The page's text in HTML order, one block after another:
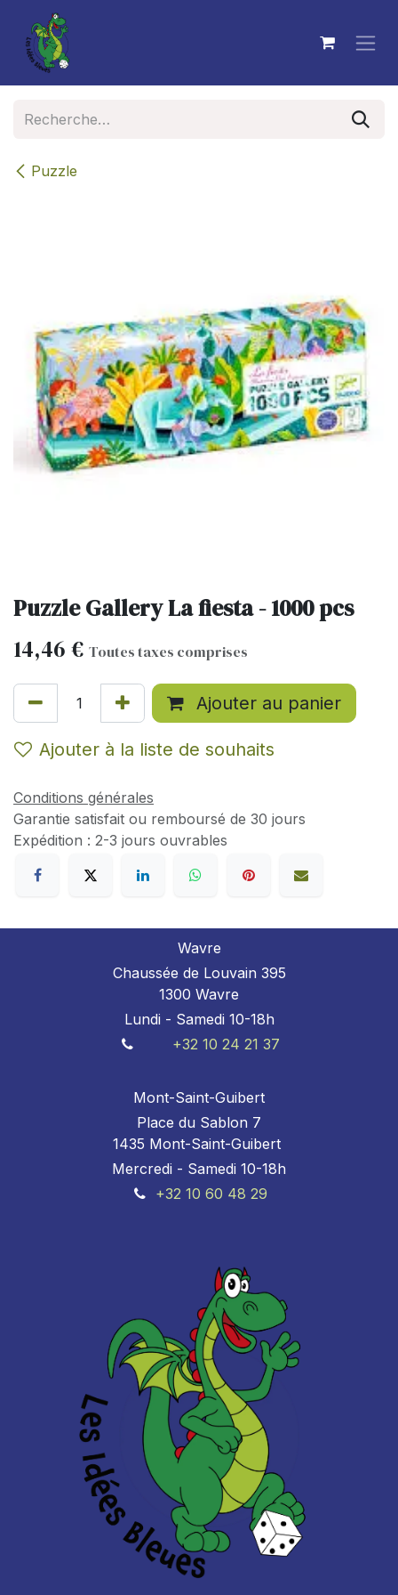
Se rendre au contenu
Puzzle
Puzzle Gallery La fiesta - 1000 pcs
14,46 € Toutes taxes comprises
Ajouter au panier
Ajouter à la liste de souhaits
Conditions générales
Garantie satisfait ou remboursé de 30 jours
Expédition : 2-3 jours ouvrables
Wavre
Chaussée de Louvain 395
1300 Wavre
Lundi - Samedi 10-18h
+32 10 24 21 37
Mont-Saint-Guibert
Place du Sablon 7
1435 Mont-Saint-Guibert
Mercredi - Samedi 10-18h
+32 10 60 48 29